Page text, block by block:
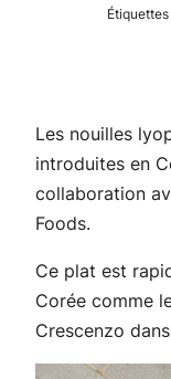
Étiquettes
Les nouilles
introduites en
collaboration
Foods.
Ce plat est
Corée comme
Crescenzo dans